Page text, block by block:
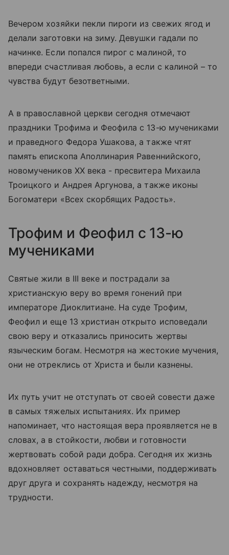
Вечером хозяйки пекли пироги из свежих ягод и
делали заготовки на зиму. Девушки гадали по
начинке. Если попался пирог с малиной, то
впереди счастливая любовь, а если с калиной – то
чувства будут безответными.
А в православной церкви сегодня отмечают
праздники Трофима и Феофила с 13-ю мучениками
и праведного Федора Ушакова, а также чтят
память епископа Аполлинария Равеннийского,
новомучеников XX века - пресвитера Михаила
Троицкого и Андрея Аргунова, а также иконы
Богоматери «Всех скорбящих Радость».
Трофим и Феофил с 13-ю
мучениками
Святые жили в III веке и пострадали за
христианскую веру во время гонений при
императоре Диоклитиане. На суде Трофим,
Феофил и еще 13 христиан открыто исповедали
свою веру и отказались приносить жертвы
языческим богам. Несмотря на жестокие мучения,
они не отреклись от Христа и были казнены.
Их путь учит не отступать от своей совести даже
в самых тяжелых испытаниях. Их пример
напоминает, что настоящая вера проявляется не в
словах, а в стойкости, любви и готовности
жертвовать собой ради добра. Сегодня их жизнь
вдохновляет оставаться честными, поддерживать
друг друга и сохранять надежду, несмотря на
трудности.